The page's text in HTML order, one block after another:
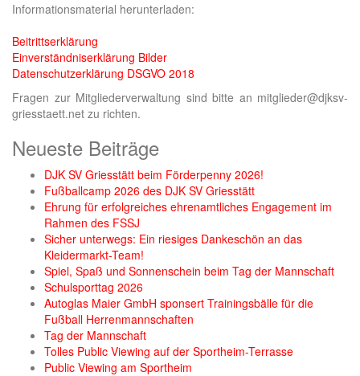
Informationsmaterial herunterladen:
Beitrittserklärung
Einverständniserklärung Bilder
Datenschutzerklärung DSGVO 2018
Fragen zur Mitgliederverwaltung sind bitte an mitglieder@djksv-
griesstaett.net zu richten.
Neueste Beiträge
DJK SV Griesstätt beim Förderpenny 2026!
Fußballcamp 2026 des DJK SV Griesstätt
Ehrung für erfolgreiches ehrenamtliches Engagement im
Rahmen des FSSJ
Sicher unterwegs: Ein riesiges Dankeschön an das
Kleidermarkt-Team!
Spiel, Spaß und Sonnenschein beim Tag der Mannschaft
Schulsporttag 2026
Autoglas Maier GmbH sponsert Trainingsbälle für die
Fußball Herrenmannschaften
Tag der Mannschaft
Tolles Public Viewing auf der Sportheim-Terrasse
Public Viewing am Sportheim